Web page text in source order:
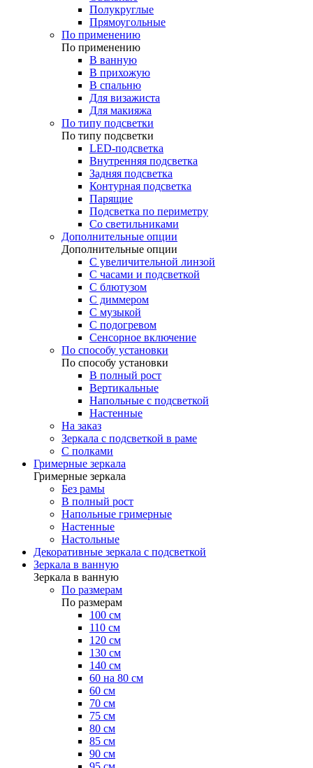
Полукруглые
Прямоугольные
По применению
По применению
В ванную
В прихожую
В спальню
Для визажиста
Для макияжа
По типу подсветки
По типу подсветки
LED-подсветка
Внутренняя подсветка
Задняя подсветка
Контурная подсветка
Парящие
Подсветка по периметру
Со светильниками
Дополнительные опции
Дополнительные опции
C увеличительной линзой
C часами и подсветкой
С блютузом
С диммером
С музыкой
С подогревом
Сенсорное включение
По способу установки
По способу установки
В полный рост
Вертикальные
Напольные с подсветкой
Настенные
На заказ
Зеркала с подсветкой в раме
С полками
Гримерные зеркала
Гримерные зеркала
Без рамы
В полный рост
Напольные гримерные
Настенные
Настольные
Декоративные зеркала с подсветкой
Зеркала в ванную
Зеркала в ванную
По размерам
По размерам
100 см
110 см
120 см
130 см
140 см
60 на 80 см
60 см
70 см
75 см
80 см
85 см
90 см